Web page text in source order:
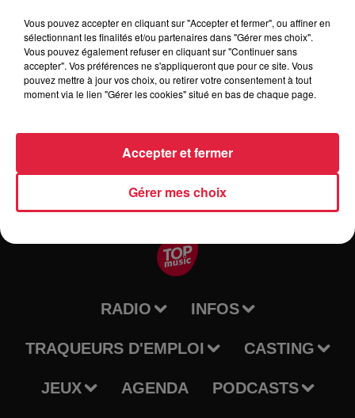
Organisateur https://www.facebook.com/angieetanais/
RADIO INFOS
TRAQUEURS D'EMPLOI CASTING
JEUX AGENDA PODCASTS
Vous pouvez accepter en cliquant sur "Accepter et fermer", ou affiner en
sélectionnant les finalités et/ou partenaires dans "Gérer mes choix".
Vous pouvez également refuser en cliquant sur "Continuer sans
accepter". Vos préférences ne s'appliqueront que pour ce site. Vous
pouvez mettre à jour vos choix, ou retirer votre consentement à tout
moment via le lien "Gérer les cookies" situé en bas de chaque page.
Gérer mes choix
Accepter et fermer